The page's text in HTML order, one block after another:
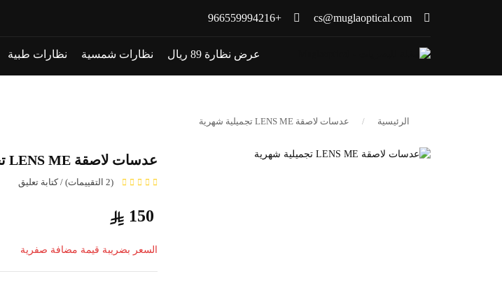
cs@muglaoptical.com
+966559994216
عرض نظارة 89 ريال نظارات شمسية نظارات طبية
الرئيسية عدسات لاصقة LENS ME تجميلية شهرية
عدسات لاصقة LENS ME تجميلية شهرية
(2 التقييمات) / كتابة تعليق
150
السعر بضريبة قيمة مضافة صفرية